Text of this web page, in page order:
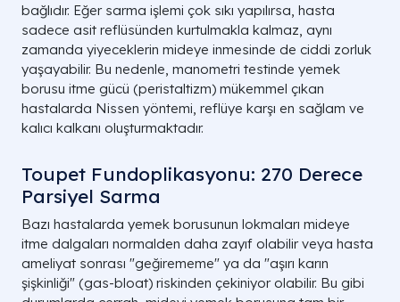
bağlıdır. Eğer sarma işlemi çok sıkı yapılırsa, hasta
sadece asit reflüsünden kurtulmakla kalmaz, aynı
zamanda yiyeceklerin mideye inmesinde de ciddi zorluk
yaşayabilir. Bu nedenle, manometri testinde yemek
borusu itme gücü (peristaltizm) mükemmel çıkan
hastalarda Nissen yöntemi, reflüye karşı en sağlam ve
kalıcı kalkanı oluşturmaktadır.
Toupet Fundoplikasyonu: 270 Derece
Parsiyel Sarma
Bazı hastalarda yemek borusunun lokmaları mideye
itme dalgaları normalden daha zayıf olabilir veya hasta
ameliyat sonrası "geğirememe" ya da "aşırı karın
şişkinliği" (gas-bloat) riskinden çekiniyor olabilir. Bu gibi